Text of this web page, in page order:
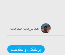
مدیریت سایت
پزشکی و سلامت